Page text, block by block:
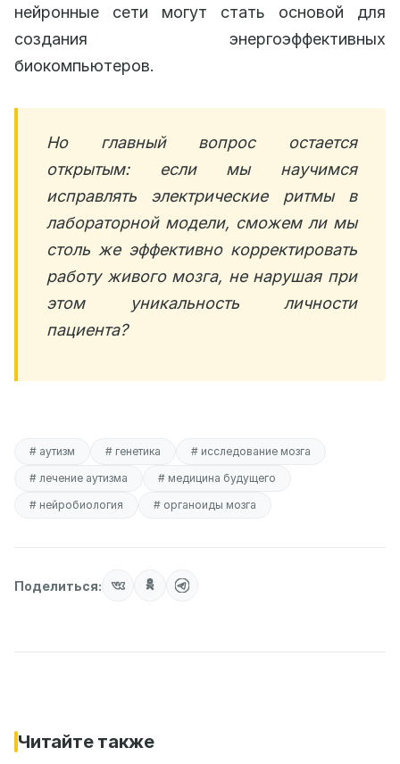
нейронные сети могут стать основой для
создания энергоэффективных
биокомпьютеров.
Но главный вопрос остается
открытым: если мы научимся
исправлять электрические ритмы в
лабораторной модели, сможем ли мы
столь же эффективно корректировать
работу живого мозга, не нарушая при
этом уникальность личности
пациента?
# аутизм # генетика
# исследование мозга
# лечение аутизма
# медицина будущего
# нейробиология
# органоиды мозга
Поделиться:
Читайте также